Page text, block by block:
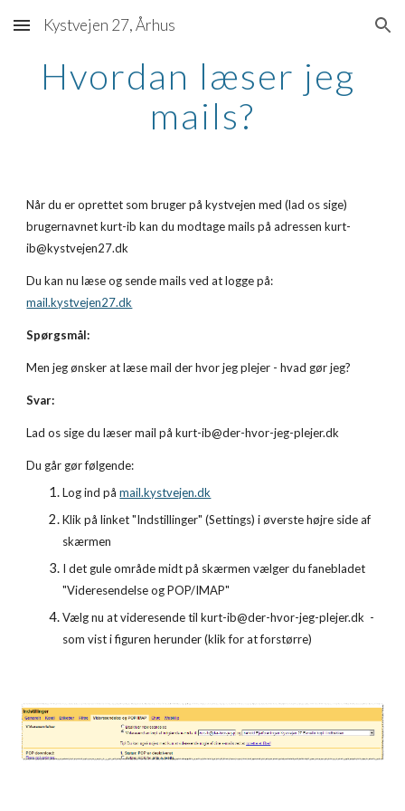
Skip to main content Skip to navigation
Kystvejen 27, Århus
Hvordan læser jeg
mails?
Når du er oprettet som bruger på kystvejen med (lad os sige)
brugernavnet kurt-ib kan du modtage mails på adressen kurt-
ib@kystvejen27.dk
Du kan nu læse og sende mails ved at logge på:
mail.kystvejen27.dk
Spørgsmål:
Men jeg ønsker at læse mail der hvor jeg plejer - hvad gør jeg?
Svar:
Lad os sige du læser mail på kurt-ib@der-hvor-jeg-plejer.dk
Du går gør følgende:
Log ind på mail.kystvejen.dk
Klik på linket "Indstillinger" (Settings) i øverste højre side af
skærmen
I det gule område midt på skærmen vælger du fanebladet
"Videresendelse og POP/IMAP"
Vælg nu at videresende til kurt-ib@der-hvor-jeg-plejer.dk  -
som vist i figuren herunder (klik for at forstørre)